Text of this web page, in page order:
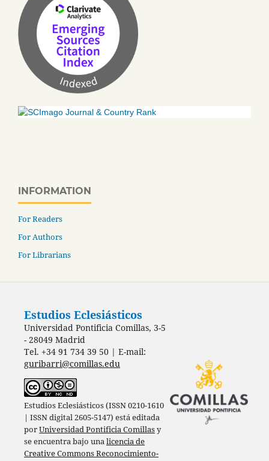
INFORMATION
For Readers
For Authors
For Librarians
Estudios Eclesiásticos
Universidad Pontificia Comillas, 3-5
- 28049 Madrid
Tel. +34 91 734 39 50 | E-mail:
guribarri@comillas.edu
Estudios Eclesiásticos (ISSN 0210-1610
| ISSN digital 2605-5147) está editada
porUniversidad Pontificia Comillasy
se encuentra bajo unalicencia de
Creative Commons Reconocimiento-